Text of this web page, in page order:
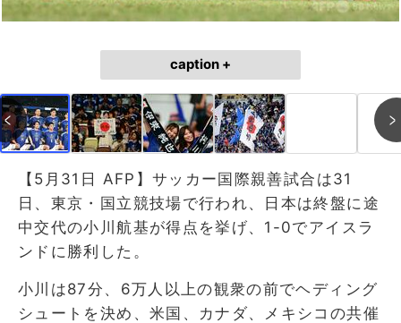
caption +
【5月31日 AFP】サッカー国際親善試合は31
日、東京・国立競技場で行われ、日本は終盤に途
中交代の小川航基が得点を挙げ、1-0でアイスラ
ンドに勝利した。
小川は87分、6万人以上の観衆の前でヘディング
シュートを決め、米国、カナダ、メキシコの共催